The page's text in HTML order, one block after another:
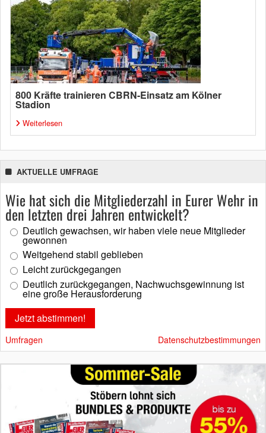
800 Kräfte trainieren CBRN-Einsatz am Kölner
Stadion
Weiterlesen
AKTUELLE UMFRAGE
Wie hat sich die Mitgliederzahl in Eurer Wehr in
den letzten drei Jahren entwickelt?
Deutlich gewachsen, wir haben viele neue Mitglieder
gewonnen
Weitgehend stabil geblieben
Leicht zurückgegangen
Deutlich zurückgegangen, Nachwuchsgewinnung ist
eine große Herausforderung
Umfragen Datenschutzbestimmungen